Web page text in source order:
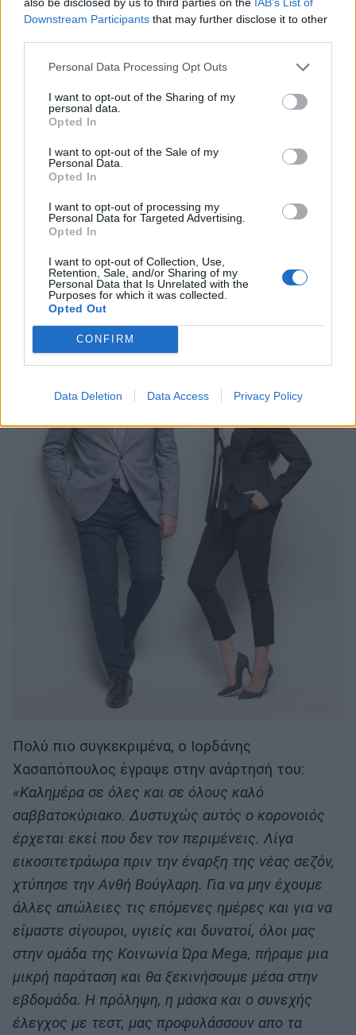
Downstream Participants that may further disclose it to other
Personal Data Processing Opt Outs
I want to opt-out of the Sharing of my
personal data.
Opted In
I want to opt-out of the Sale of my
Personal Data.
Opted In
I want to opt-out of processing my
Personal Data for Targeted Advertising.
Opted In
I want to opt-out of Collection, Use,
Retention, Sale, and/or Sharing of my
Personal Data that Is Unrelated with the
Purposes for which it was collected.
Opted Out
CONFIRM
Data Deletion Data Access Privacy Policy
Μετά από την πρώτη ανάρτησή της, ο Ιορδάνης
Χασαπόπουλος θέλησε να ενημερώσει, με την
σειρά του, τους διαδικτυακούς του φίλους για
κάνοντας λόγο για μικρή παράταση και μόνο!
Πολύ πιο συγκεκριμένα, ο Ιορδάνης
Χασαπόπουλος έγραψε στην ανάρτησή του:
«Καλημέρα σε όλες και σε όλους καλό
σαββατοκύριακο. Δυστυχώς αυτός ο κορονοιός
έρχεται εκεί που δεν τον περιμένεις. Λίγα
εικοσιτετράωρα πριν την έναρξη της νέας σεζόν,
χτύπησε την Ανθή Βούγλαρη. Για να μην έχουμε
άλλες απώλειες τις επόμενες ημέρες και για να
είμαστε σίγουροι, υγιείς και δυνατοί, όλοι μας
στην ομάδα της Κοινωνία Ώρα Μega, πήραμε μια
μικρή παράταση και θα ξεκινήσουμε μέσα στην
εβδομάδα. Η πρόληψη, η μάσκα και ο συνεχής
έλεγχος με τεστ, μας προφυλάσσουν απο τα